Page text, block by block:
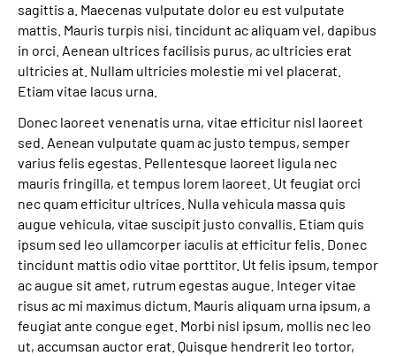
sagittis a. Maecenas vulputate dolor eu est vulputate
mattis. Mauris turpis nisi, tincidunt ac aliquam vel, dapibus
in orci. Aenean ultrices facilisis purus, ac ultricies erat
ultricies at. Nullam ultricies molestie mi vel placerat.
Etiam vitae lacus urna.
Donec laoreet venenatis urna, vitae efficitur nisl laoreet
sed. Aenean vulputate quam ac justo tempus, semper
varius felis egestas. Pellentesque laoreet ligula nec
mauris fringilla, et tempus lorem laoreet. Ut feugiat orci
nec quam efficitur ultrices. Nulla vehicula massa quis
augue vehicula, vitae suscipit justo convallis. Etiam quis
ipsum sed leo ullamcorper iaculis at efficitur felis. Donec
tincidunt mattis odio vitae porttitor. Ut felis ipsum, tempor
ac augue sit amet, rutrum egestas augue. Integer vitae
risus ac mi maximus dictum. Mauris aliquam urna ipsum, a
feugiat ante congue eget. Morbi nisl ipsum, mollis nec leo
ut, accumsan auctor erat. Quisque hendrerit leo tortor,